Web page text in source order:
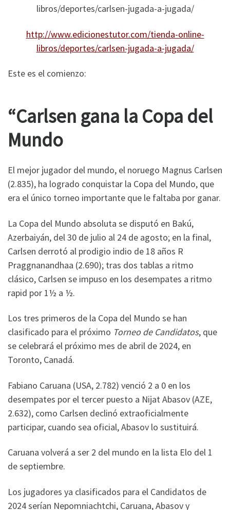
http://www.edicionestutor.com/tienda-online-
libros/deportes/carlsen-jugada-a-jugada/
Este es el comienzo:
“Carlsen gana la Copa del
Mundo
El mejor jugador del mundo, el noruego Magnus Carlsen
(2.835), ha logrado conquistar la Copa del Mundo, que
era el único torneo importante que le faltaba por ganar.
La Copa del Mundo absoluta se disputó en Bakú,
Azerbaiyán, del 30 de julio al 24 de agosto; en la final,
Carlsen derrotó al prodigio indio de 18 años R
Praggnanandhaa (2.690); tras dos tablas a ritmo
clásico, Carlsen se impuso en los desempates a ritmo
rapid por 1½ a ½.
Los tres primeros de la Copa del Mundo se han
clasificado para el próximo Torneo de Candidatos, que
se celebrará el próximo mes de abril de 2024, en
Toronto, Canadá.
Fabiano Caruana (USA, 2.782) venció 2 a 0 en los
desempates por el tercer puesto a Nijat Abasov (AZE,
2.632), como Carlsen declinó extraoficialmente
participar, cuando sea oficial, Abasov lo sustituirá.
Caruana volverá a ser 2 del mundo en la lista Elo del 1
de septiembre.
Los jugadores ya clasificados para el Candidatos de
2024 serían Nepomniachtchi, Caruana, Abasov y